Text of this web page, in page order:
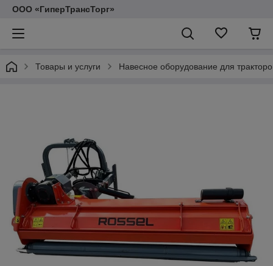
ООО «ГиперТрансТорг»
Товары и услуги Навесное оборудование для